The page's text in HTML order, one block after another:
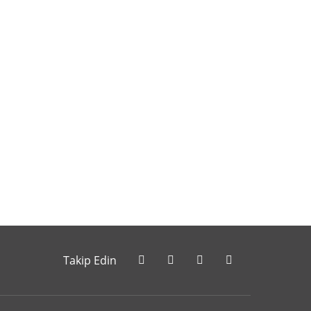
Takip Edin